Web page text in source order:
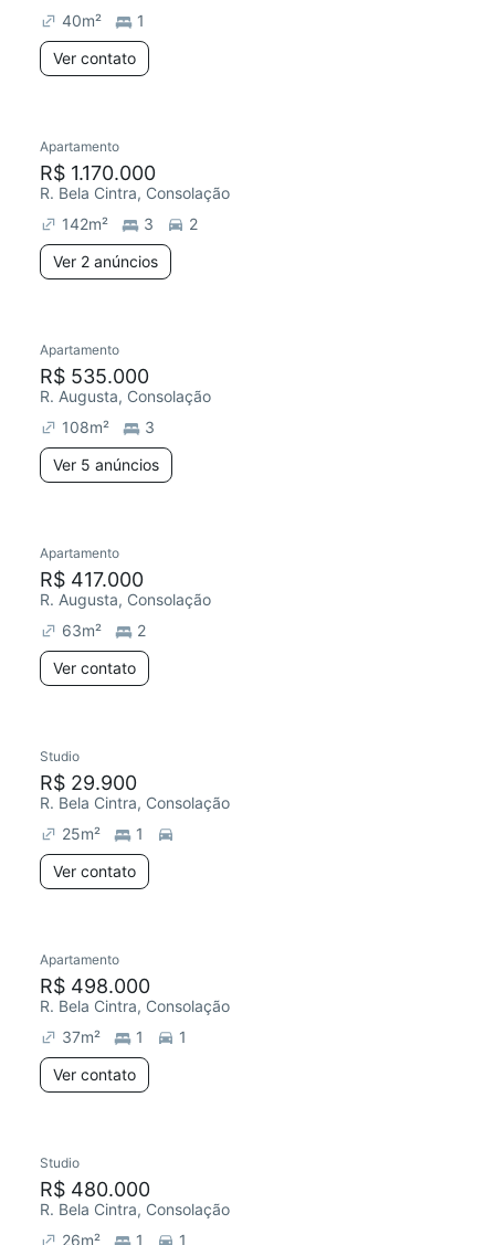
40m²
1
Ver contato
Apartamento
R$ 1.170.000
R. Bela Cintra, Consolação
142m² 3
2
Ver 2 anúncios
Apartamento
R$ 535.000
R. Augusta, Consolação
108m²
3
Ver 5 anúncios
Apartamento
R$ 417.000
R. Augusta, Consolação
63m²
2
Ver contato
Studio
R$ 29.900
R. Bela Cintra, Consolação
25m²
1
Ver contato
Apartamento
R$ 498.000
R. Bela Cintra, Consolação
37m² 1
1
Ver contato
Studio
R$ 480.000
R. Bela Cintra, Consolação
26m² 1 1